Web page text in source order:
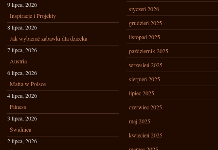
9 lipca, 2026
Inspiracje i Projekty
8 lipca, 2026
Jak wybierać zabawki dla dziecka
7 lipca, 2026
Austria
6 lipca, 2026
Mafia w Polsce
4 lipca, 2026
Fitness
3 lipca, 2026
Świdnica
2 lipca, 2026
styczeń 2026
grudzień 2025
listopad 2025
październik 2025
wrzesień 2025
sierpień 2025
lipiec 2025
czerwiec 2025
maj 2025
kwiecień 2025